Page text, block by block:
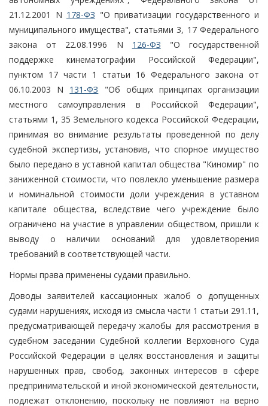
21.12.2001 N 178-ФЗ "О приватизации государственного и
муниципального имущества", статьями 3, 17 Федерального
закона от 22.08.1996 N 126-ФЗ "О государственной
поддержке кинематографии Российской Федерации",
пунктом 17 части 1 статьи 16 Федерального закона от
06.10.2003 N 131-ФЗ "Об общих принципах организации
местного самоуправления в Российской Федерации",
статьями 1, 35 Земельного кодекса Российской Федерации,
принимая во внимание результаты проведенной по делу
судебной экспертизы, установив, что спорное имущество
было передано в уставной капитал общества "Киномир" по
заниженной стоимости, что повлекло уменьшение размера
и номинальной стоимости доли учреждения в уставном
капитале общества, вследствие чего учреждение было
ограничено на участие в управлении обществом, пришли к
выводу о наличии оснований для удовлетворения
требований в соответствующей части.
Нормы права применены судами правильно.
Доводы заявителей кассационных жалоб о допущенных
судами нарушениях, исходя из смысла части 1 статьи 291.11,
предусматривающей передачу жалобы для рассмотрения в
судебном заседании Судебной коллегии Верховного Суда
Российской Федерации в целях восстановления и защиты
нарушенных прав, свобод, законных интересов в сфере
предпринимательской и иной экономической деятельности,
подлежат отклонению, поскольку не повлияют на верно